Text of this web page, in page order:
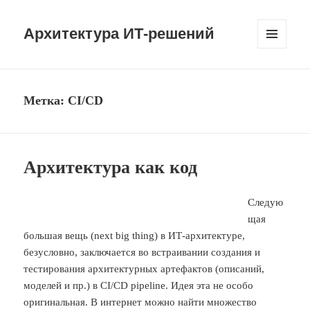
Архитектура ИТ-решений
Метка: CI/CD
Архитектура как код
Следую
щая
большая вещь (next big thing) в ИТ-архитектуре,
безусловно, заключается во встраивании создания и
тестирования архитектурных артефактов (описаний,
моделей и пр.) в CI/CD pipeline. Идея эта не особо
оригинальная. В интернет можно найти множество